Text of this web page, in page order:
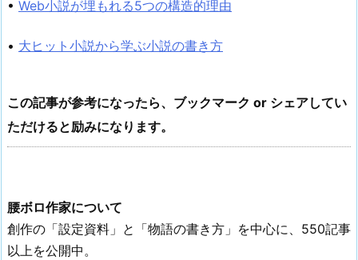
• Web小説が埋もれる5つの構造的理由
• 大ヒット小説から学ぶ小説の書き方
この記事が参考になったら、ブックマーク or シェアしてい
ただけると励みになります。
腰ボロ作家について
創作の「設定資料」と「物語の書き方」を中心に、550記事
以上を公開中。